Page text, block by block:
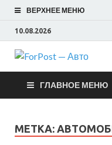
ВЕРХНЕЕ МЕНЮ
10.08.2026
ГЛАВНОЕ МЕНЮ
МЕТКА: